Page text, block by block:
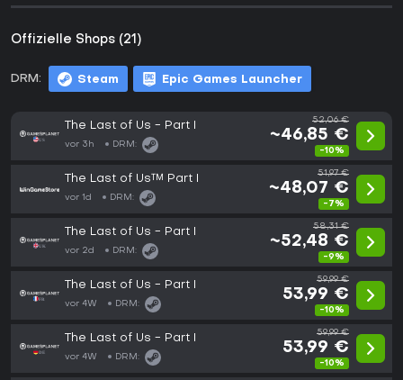
Offizielle Shops (21)
DRM: Steam Epic Games Launcher
The Last of Us - Part I
vor 3h DRM:
52,06 €
~46,85 €
-10%
The Last of Us™ Part I
vor 1d DRM:
51,97 €
~48,07 €
-7%
The Last of Us - Part I
vor 2d DRM:
58,31 €
~52,48 €
-9%
The Last of Us - Part I
vor 4W DRM:
59,99 €
53,99 €
-10%
The Last of Us - Part I
vor 4W DRM:
59,99 €
53,99 €
-10%